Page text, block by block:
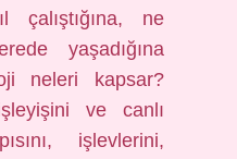
çalıştığına, ne
yaşadığına
neleri kapsar?
ve canlı
işlevlerini,